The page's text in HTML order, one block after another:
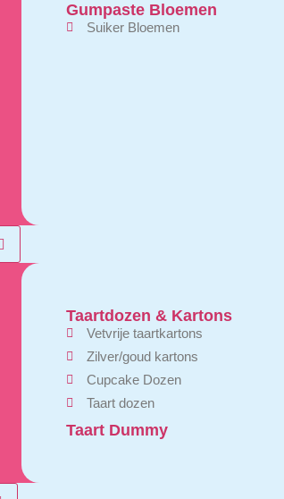
Gumpaste Bloemen
Suiker Bloemen
Taartdozen & Kartons
Vetvrije taartkartons
Zilver/goud kartons
Cupcake Dozen
Taart dozen
Taart Dummy